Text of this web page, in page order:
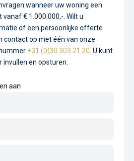
wanneer uw woning een
€ 1.000.000,-. Wilt u
of een persoonlijke offerte
contact op met één van onze
+31 (0)30 303 21 20 . U kunt
en opsturen.
aan